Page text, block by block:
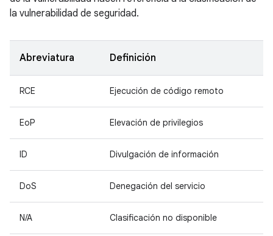
la vulnerabilidad de seguridad.
Abreviatura Definición
RCE Ejecución de código remoto
EoP Elevación de privilegios
ID Divulgación de información
DoS Denegación del servicio
N/A Clasificación no disponible